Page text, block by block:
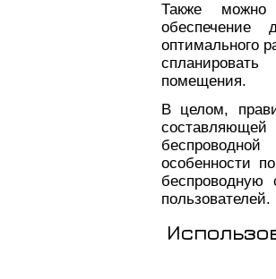
Также можно
оптимального
помещения.
В целом,
составляющей
особенности
беспроводную
пользователей.